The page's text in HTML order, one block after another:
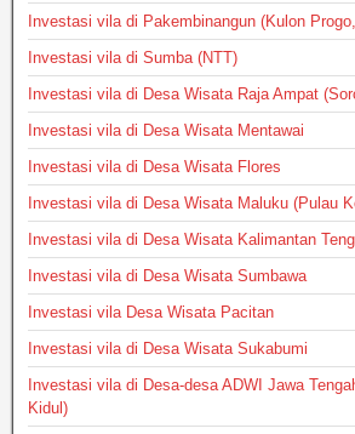
Investasi vila di Pakembinangun (Kulon
Investasi vila di Sumba (NTT)
Investasi vila di Desa Wisata Raja Ampat
Investasi vila di Desa Wisata Mentawai
Investasi vila di Desa Wisata Flores
Investasi vila di Desa Wisata Maluku (Pulau
Investasi vila di Desa Wisata Kalimantan
Investasi vila di Desa Wisata Sumbawa
Investasi vila Desa Wisata Pacitan
Investasi vila di Desa Wisata Sukabumi
Investasi vila di Desa-desa ADWI Jawa
Kidul)